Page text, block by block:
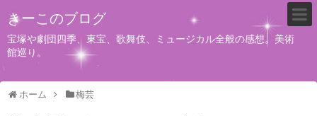
きーこのブログ
宝塚や劇団四季、東宝、歌舞伎、ミュージカル全般の感想。美術
館巡り。
ホーム 梅芸